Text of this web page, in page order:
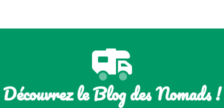
Découvrez le Blog des Nomads !